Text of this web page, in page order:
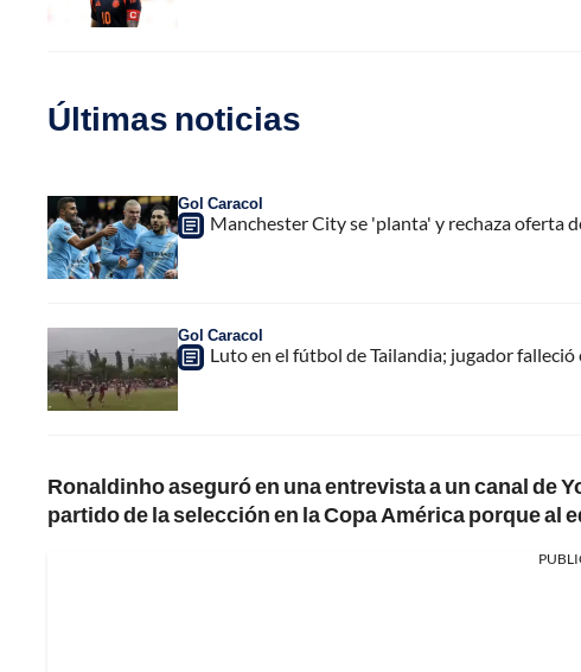
Últimas noticias
Gol Caracol
Manchester City se 'planta' y rechaza oferta
Gol Caracol
Luto en el fútbol de Tailandia; jugador
Ronaldinho aseguró en una entrevista a un canal de
partido de la selección en la Copa América porque